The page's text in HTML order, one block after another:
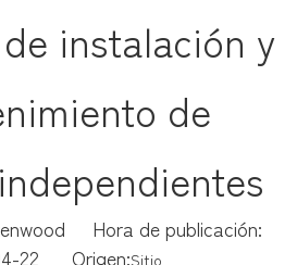
instalación y
de
Hora de publicación:
22 Origen:Sitio